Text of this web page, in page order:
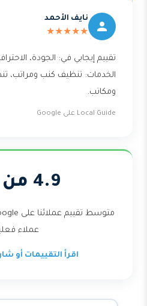
نايف الأحمد
★★★★★
تقييم إيجابي في: الجودة،
الخدمات: تنظيف كنب ومراتب،
ومكاتب.
Local Guide على Google
4.9 من 5
عملاء
اقرأ التقييمات أو